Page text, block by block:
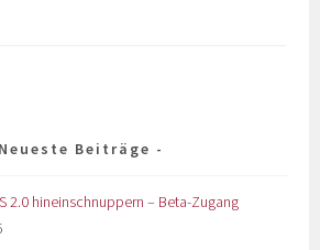
Neueste Beiträge
2.0 hineinschnuppern – Beta-Zugang